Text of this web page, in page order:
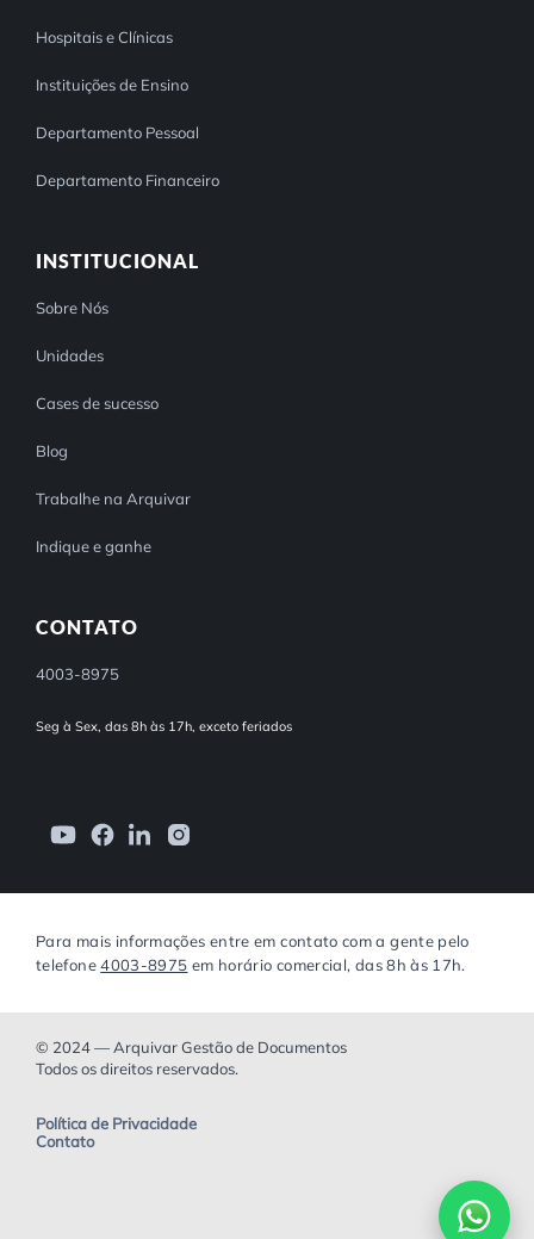
Hospitais e Clínicas
Instituições de Ensino
Departamento Pessoal
Departamento Financeiro
INSTITUCIONAL
Sobre Nós
Unidades
Cases de sucesso
Blog
Trabalhe na Arquivar
Indique e ganhe
CONTATO
4003-8975
Seg à Sex, das 8h às 17h, exceto feriados
Para mais informações entre em contato com a gente pelo
telefone4003-8975 em horário comercial, das 8h às 17h.
© 2024 — Arquivar Gestão de Documentos
Todos os direitos reservados.
Política de Privacidade
Contato